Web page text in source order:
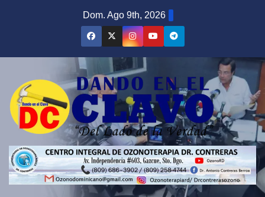
Dom. Ago 9th, 2026